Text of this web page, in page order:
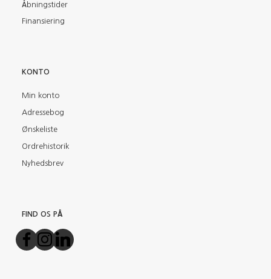
Åbningstider
Finansiering
KONTO
Min konto
Adressebog
Ønskeliste
Ordrehistorik
Nyhedsbrev
FIND OS PÅ